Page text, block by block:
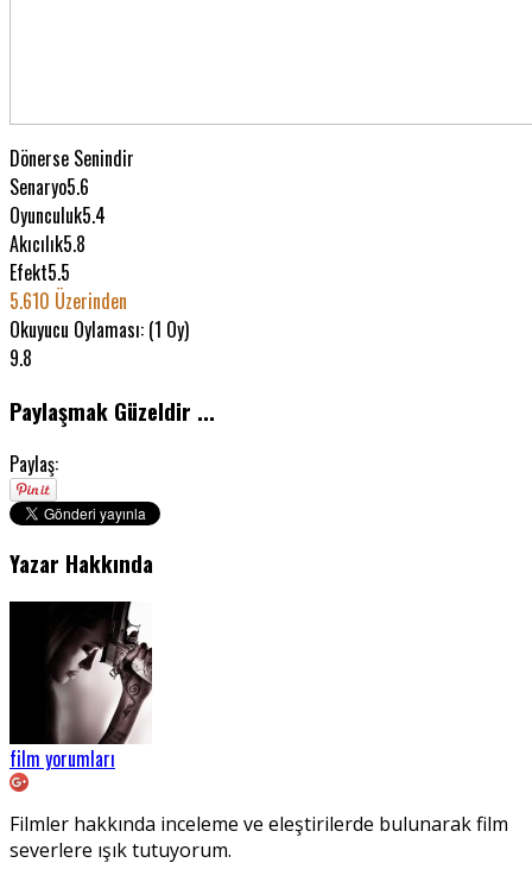
Dönerse Senindir
Senaryo5.6
Oyunculuk5.4
Akıcılık5.8
Efekt5.5
5.610 Üzerinden
Okuyucu Oylaması: (1 Oy)
9.8
Paylaşmak Güzeldir ...
Paylaş:
Yazar Hakkında
film yorumları
Filmler hakkında inceleme ve eleştirilerde bulunarak film
severlere ışık tutuyorum.